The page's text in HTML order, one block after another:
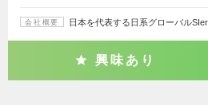
会社概要 日本を代表する日系グローバル
興味あり